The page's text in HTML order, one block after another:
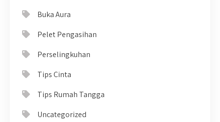
Buka Aura
Pelet Pengasihan
Perselingkuhan
Tips Cinta
Tips Rumah Tangga
Uncategorized